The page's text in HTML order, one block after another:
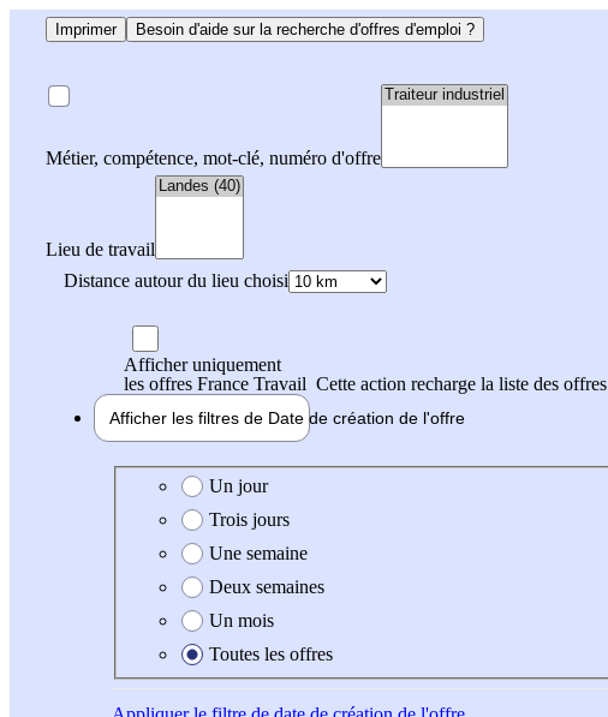
Imprimer Besoin d'aide sur la recherche d'offres d'emploi ?
Métier, compétence, mot-clé, numéro d'offre
Lieu de travail
Distance autour du lieu choisi
Afficher uniquement
les offres France Travail Cette action recharge la liste des offres
Afficher les filtres de Date de création de l'offre
Date de création de l'offre
Un jour
Trois jours
Une semaine
Deux semaines
Un mois
Toutes les offres